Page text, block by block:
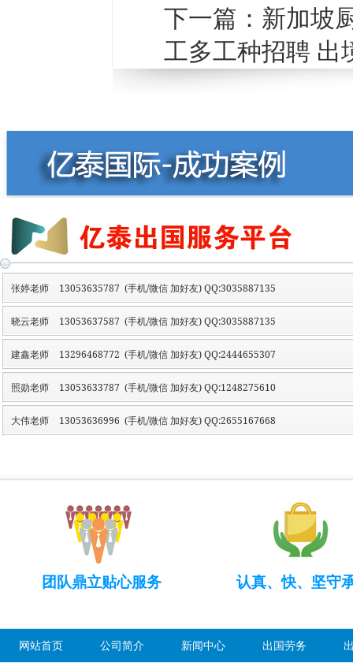
下一篇： 新加坡
工多工种招聘 出
张婷老师 13053635787 (手机/微信 加好友) QQ:3035887135
晓云老师 13053637587 (手机/微信 加好友) QQ:3035887135
建鑫老师 13296468772 (手机/微信 加好友) QQ:2444655307
照勋老师 13053633787 (手机/微信 加好友) QQ:1248275610
大伟老师 13053636996 (手机/微信 加好友) QQ:2655167668
团队鼎立贴心服务 认真、快、坚守
网站首页 公司简介 新闻中心 出国劳务